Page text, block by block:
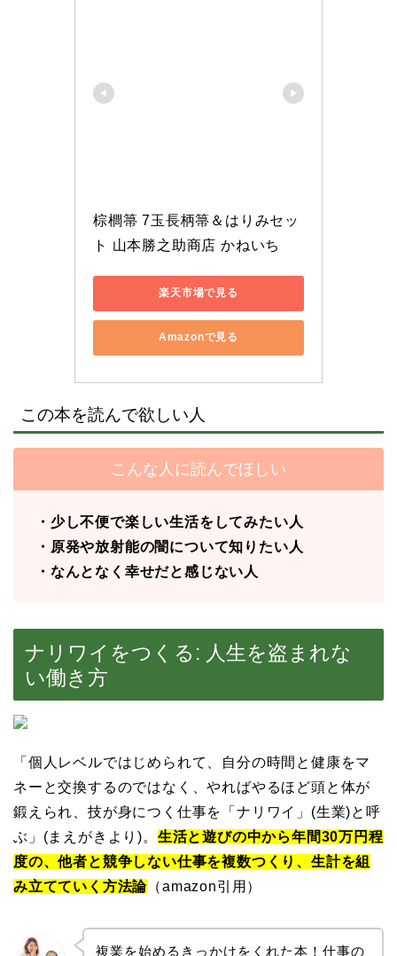
棕櫚箒 7玉長柄箒＆はりみセッ
ト 山本勝之助商店 かねいち
楽天市場で見る
Amazonで見る
この本を読んで欲しい人
こんな人に読んでほしい
・少し不便で楽しい生活をしてみたい人
・原発や放射能の闇について知りたい人
・なんとなく幸せだと感じない人
ナリワイをつくる: 人生を盗まれな
い働き方
「個人レベルではじめられて、自分の時間と健康をマ
ネーと交換するのではなく、やればやるほど頭と体が
鍛えられ、技が身につく仕事を「ナリワイ」(生業)と呼
ぶ」(まえがきより)。 生活と遊びの中から年間30万円程
度の、他者と競争しない仕事を複数つくり、生計を組
み立てていく方法論 （amazon引用）
複業を始めるきっかけをくれた本！仕事の